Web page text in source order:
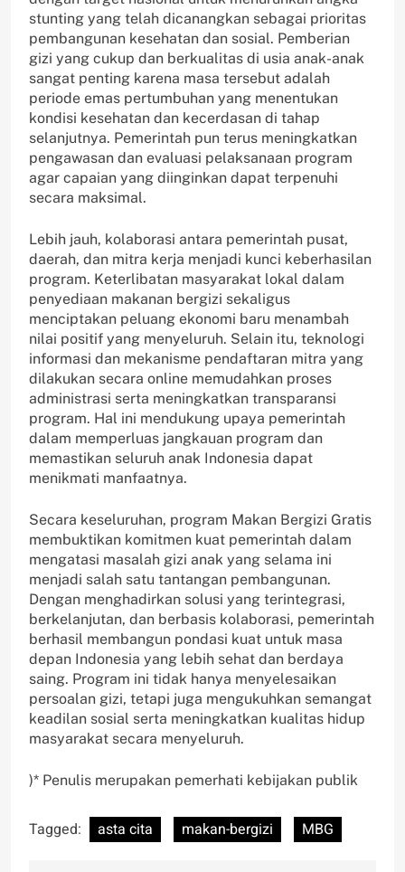
stunting yang telah dicanangkan sebagai prioritas
pembangunan kesehatan dan sosial. Pemberian
gizi yang cukup dan berkualitas di usia anak-anak
sangat penting karena masa tersebut adalah
periode emas pertumbuhan yang menentukan
kondisi kesehatan dan kecerdasan di tahap
selanjutnya. Pemerintah pun terus meningkatkan
pengawasan dan evaluasi pelaksanaan program
agar capaian yang diinginkan dapat terpenuhi
secara maksimal.
Lebih jauh, kolaborasi antara pemerintah pusat,
daerah, dan mitra kerja menjadi kunci keberhasilan
program. Keterlibatan masyarakat lokal dalam
penyediaan makanan bergizi sekaligus
menciptakan peluang ekonomi baru menambah
nilai positif yang menyeluruh. Selain itu, teknologi
informasi dan mekanisme pendaftaran mitra yang
dilakukan secara online memudahkan proses
administrasi serta meningkatkan transparansi
program. Hal ini mendukung upaya pemerintah
dalam memperluas jangkauan program dan
memastikan seluruh anak Indonesia dapat
menikmati manfaatnya.
Secara keseluruhan, program Makan Bergizi Gratis
membuktikan komitmen kuat pemerintah dalam
mengatasi masalah gizi anak yang selama ini
menjadi salah satu tantangan pembangunan.
Dengan menghadirkan solusi yang terintegrasi,
berkelanjutan, dan berbasis kolaborasi, pemerintah
berhasil membangun pondasi kuat untuk masa
depan Indonesia yang lebih sehat dan berdaya
saing. Program ini tidak hanya menyelesaikan
persoalan gizi, tetapi juga mengukuhkan semangat
keadilan sosial serta meningkatkan kualitas hidup
masyarakat secara menyeluruh.
)* Penulis merupakan pemerhati kebijakan publik
Tagged: asta cita makan-bergizi MBG